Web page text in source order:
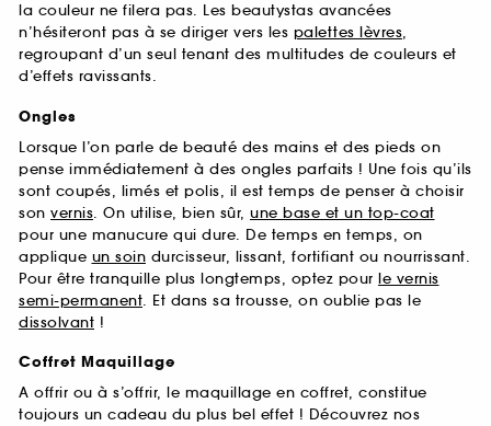
la couleur ne filera pas. Les beautystas avancées
n’hésiteront pas à se diriger vers les palettes lèvres,
regroupant d’un seul tenant des multitudes de couleurs et
d’effets ravissants.
Ongles
Lorsque l’on parle de beauté des mains et des pieds on
pense immédiatement à des ongles parfaits ! Une fois qu’ils
sont coupés, limés et polis, il est temps de penser à choisir
son vernis. On utilise, bien sûr, une base et un top-coat
pour une manucure qui dure. De temps en temps, on
applique un soin durcisseur, lissant, fortifiant ou nourrissant.
Pour être tranquille plus longtemps, optez pour le vernis
semi-permanent. Et dans sa trousse, on oublie pas le
dissolvant !
Coffret Maquillage
A offrir ou à s’offrir, le maquillage en coffret, constitue
toujours un cadeau du plus bel effet ! Découvrez nos